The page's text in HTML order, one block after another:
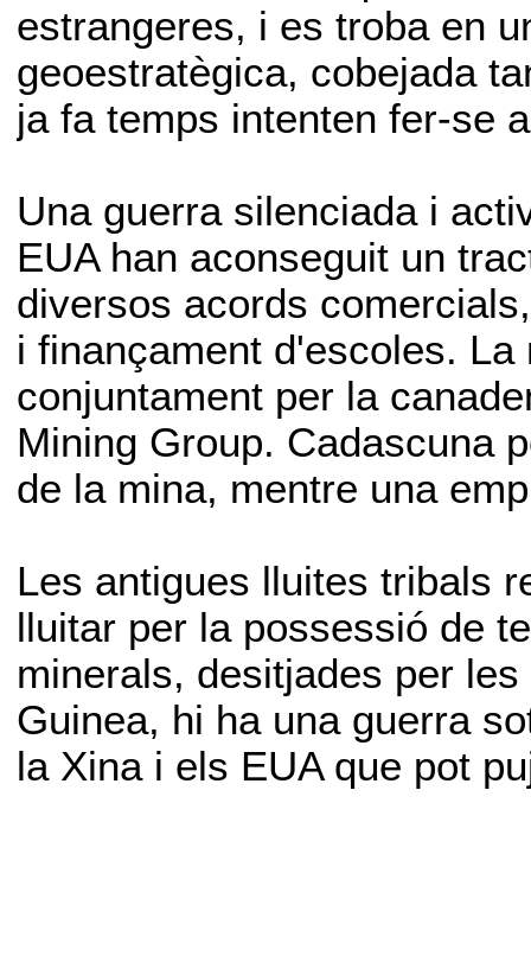
estrangeres, i es troba en
geoestratègica, cobejada
ja fa temps intenten fer-se
Una guerra silenciada i
EUA han aconseguit un
diversos acords
i finançament d'escoles.
conjuntament per la
Mining Group. Cadascuna
de la mina, mentre una
Les antigues lluites tribals
lluitar per la possessió de
minerals, desitjades per
Guinea, hi ha una guerra
la Xina i els EUA que pot